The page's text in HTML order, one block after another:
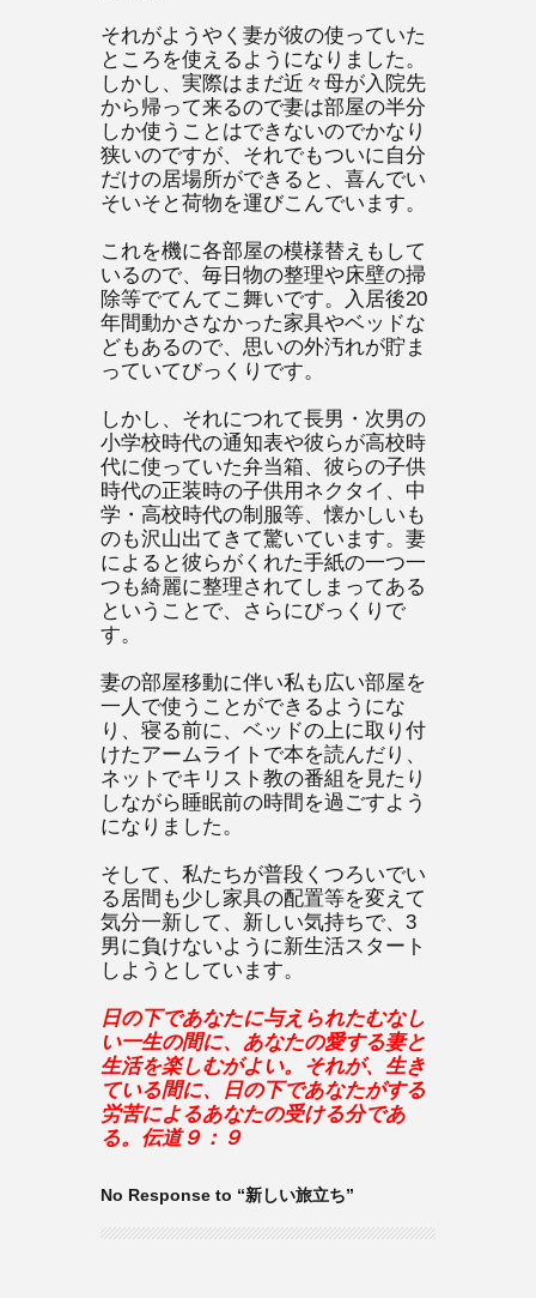
それがようやく妻が彼の使っていた
ところを使えるようになりました。
しかし、実際はまだ近々母が入院先
から帰って来るので妻は部屋の半分
しか使うことはできないのでかなり
狭いのですが、それでもついに自分
だけの居場所ができると、喜んでい
そいそと荷物を運びこんでいます。
これを機に各部屋の模様替えもして
いるので、毎日物の整理や床壁の掃
除等でてんてこ舞いです。入居後20
年間動かさなかった家具やベッドな
どもあるので、思いの外汚れが貯ま
っていてびっくりです。
しかし、それにつれて長男・次男の
小学校時代の通知表や彼らが高校時
代に使っていた弁当箱、彼らの子供
時代の正装時の子供用ネクタイ、中
学・高校時代の制服等、懐かしいも
のも沢山出てきて驚いています。妻
によると彼らがくれた手紙の一つ一
つも綺麗に整理されてしまってある
ということで、さらにびっくりで
す。
妻の部屋移動に伴い私も広い部屋を
一人で使うことができるようにな
り、寝る前に、ベッドの上に取り付
けたアームライトで本を読んだり、
ネットでキリスト教の番組を見たり
しながら睡眠前の時間を過ごすよう
になりました。
そして、私たちが普段くつろいでい
る居間も少し家具の配置等を変えて
気分一新して、新しい気持ちで、3
男に負けないように新生活スタート
しようとしています。
日の下であなたに与えられたむなし
い一生の間に、あなたの愛する妻と
生活を楽しむがよい。それが、生き
ている間に、日の下であなたがする
労苦によるあなたの受ける分であ
る。伝道９：９
No Response to “新しい旅立ち”